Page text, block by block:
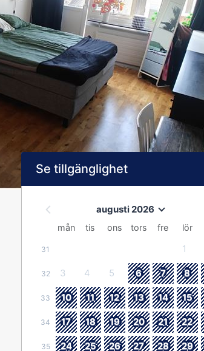
Se tillgänglighet
augusti 2026
mån tis ons tors fre lör
31 1
32 3 4 5 6 7 8
33 10 11 12 13 14 15
34 17 18 19 20 21 22
35 24 25 26 27 28 29